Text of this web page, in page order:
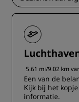
5.61 mi/9.02 km
Een van de
‌Kijk bij het
informatie.